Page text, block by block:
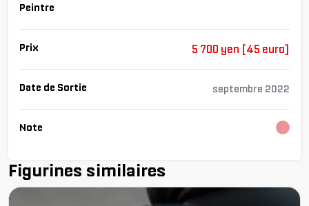
Peintre
Prix 5 700 yen [45 euro]
Date de Sortie septembre 2022
Note
Figurines similaires